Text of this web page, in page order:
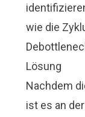
wie die
Lösung
Nachdem
ist es an